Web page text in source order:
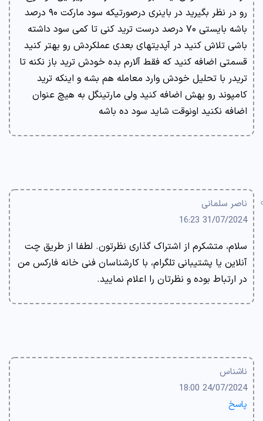
رو در نظر بگیرید در باینری درصورتیکه سود مارکت ۹۰ درصد
باشه بایستی ۷۰ درصد درست ترید کنی تا کمی سود داشته
باشی تلاش کنید در آپدیتهای بعدی عملکردش رو بهتر کنید
قسمتی اضافه کنید که فقط آلارم بده خودش ترید باز نکنه تا
تریدر با تحلیل خودش وارد معامله هم بشه و اینکه ترید
کامپوند رو بهش اضافه کنید ولی مارتینگل به هیچ عنوان
اضافه نکنید اونوقت شاید سود ده باشه
ناصر سلمانی
31/07/2024 16:23
سلام، متشکرم از اشتراک گذاری نظرتون. لطفا از طریق چت
آنلاین یا پشتیبانی تلگرام، با کارشناسان فنی خانه فارکس من
در ارتباط بوده و نظرتان را اعلام نمایید.
ناشناس
24/07/2024 18:00
پاسخ